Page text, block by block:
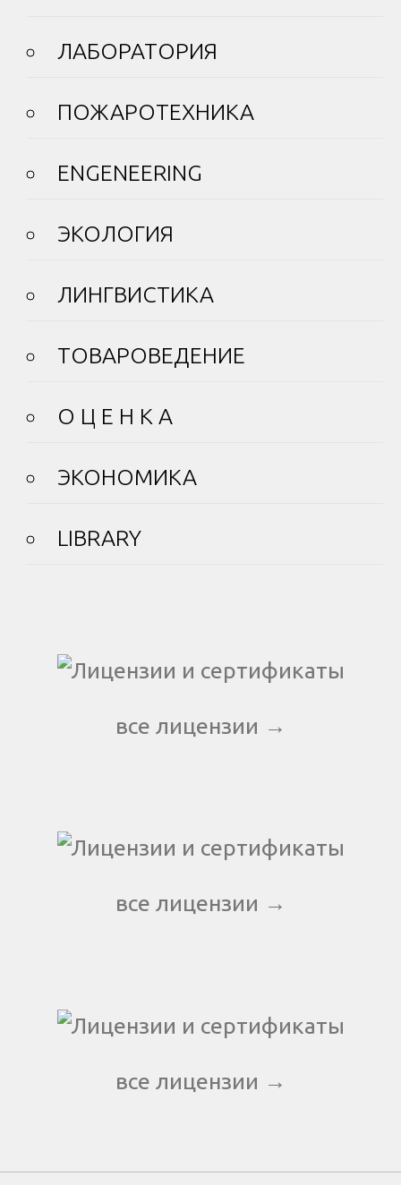
ЛАБОРАТОРИЯ
ПОЖАРОТЕХНИКА
ENGENEERING
ЭКОЛОГИЯ
ЛИНГВИСТИКА
ТОВАРОВЕДЕНИЕ
О Ц Е Н К А
ЭКОНОМИКА
LIBRARY
все лицензии →
все лицензии →
все лицензии →